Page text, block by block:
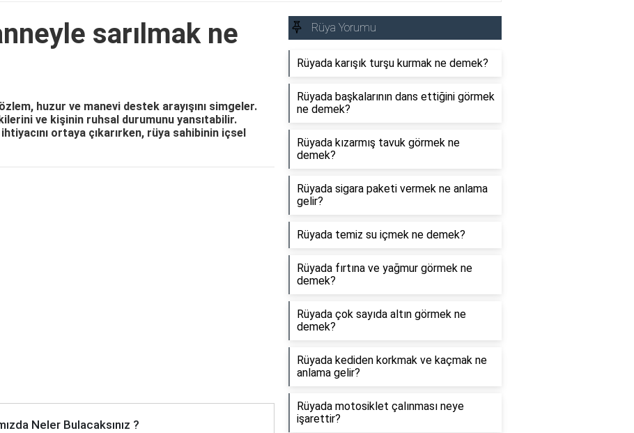
sarılmak ne
huzur ve manevi destek arayışını simgeler.
ve kişinin ruhsal durumunu yansıtabilir.
ortaya çıkarırken, rüya sahibinin içsel
Neler Bulacaksınız ?
Rüya Yorumu
Rüyada karışık turşu kurmak ne demek?
Rüyada başkalarının dans ettiğini görmek
ne demek?
Rüyada kızarmış tavuk görmek ne
demek?
Rüyada sigara paketi vermek ne anlama
gelir?
Rüyada temiz su içmek ne demek?
Rüyada fırtına ve yağmur görmek ne
demek?
Rüyada çok sayıda altın görmek ne
demek?
Rüyada kediden korkmak ve kaçmak ne
anlama gelir?
Rüyada motosiklet çalınması neye
işarettir?